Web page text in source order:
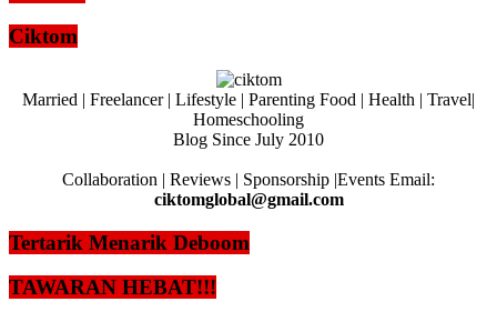
Ciktom
Married | Freelancer | Lifestyle | Parenting Food | Health | Travel|
Homeschooling
Blog Since July 2010
Collaboration | Reviews | Sponsorship |Events Email:
ciktomglobal@gmail.com
Tertarik Menarik Deboom
TAWARAN HEBAT!!!